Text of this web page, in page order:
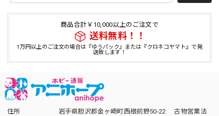
商品合計￥10,000以上のご注文で
送料無料！！
1万円以上のご注文の場合は『ゆうパック』または『クロネコヤマト』で発
送致します！
住所
岩手県胆沢郡金ヶ崎町西根前野50-22 古物営業法